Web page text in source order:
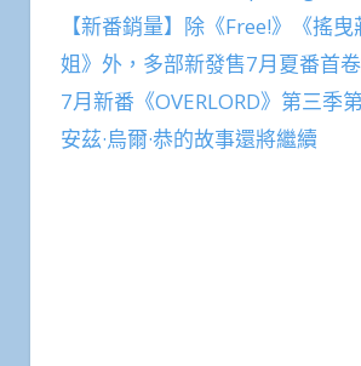
【新番銷量】除《Free!》《搖
姐》外，多部新發售7月夏番首
7月新番《OVERLORD》第三季
安茲·烏爾·恭的故事還將繼續